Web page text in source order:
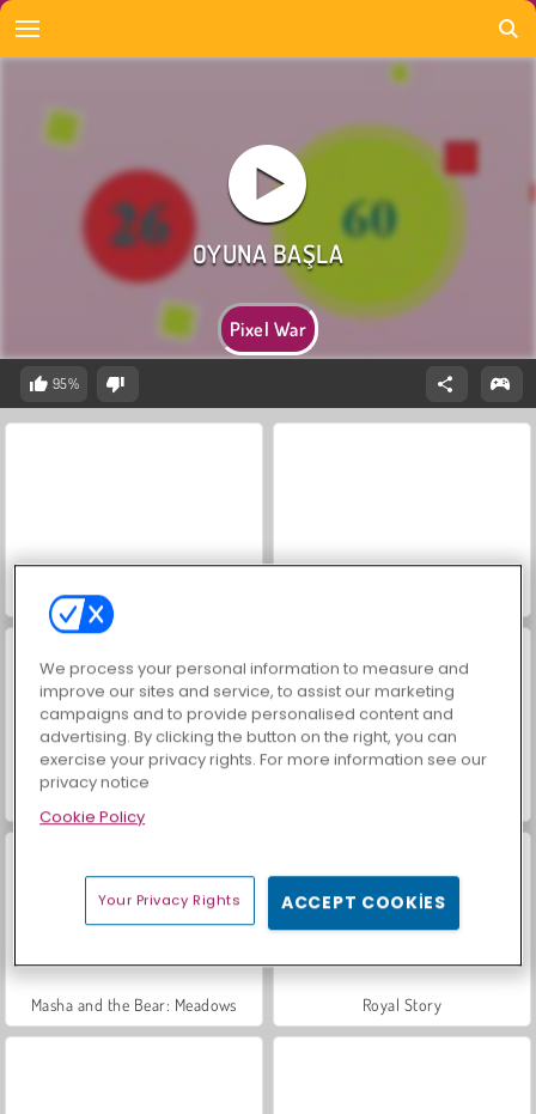
Pixel War
95%
Trollface Quest: USA 2
Masha and the Bear: Meadows Royal Story
We process your personal information to measure and
improve our sites and service, to assist our marketing
campaigns and to provide personalised content and
advertising. By clicking the button on the right, you can
exercise your privacy rights. For more information see our
privacy notice
Cookie Policy
Your Privacy Rights ACCEPT COOKIES